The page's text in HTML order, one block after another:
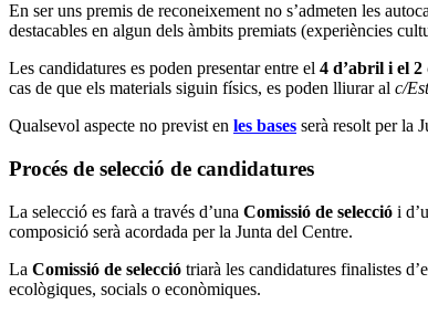
En ser uns premis de reconeixement no s’admeten les
destacables en algun dels àmbits premiats (experiències
Les candidatures es poden presentar entre el 4 d’abril i el 2
cas de que els materials siguin físics, es poden lliurar al c/
Qualsevol aspecte no previst en les bases serà resolt per la
Procés de selecció de candidatures
La selecció es farà a través d’una Comissió de selecció i
composició serà acordada per la Junta del Centre.
La Comissió de selecció triarà les candidatures finalistes
ecològiques, socials o econòmiques.